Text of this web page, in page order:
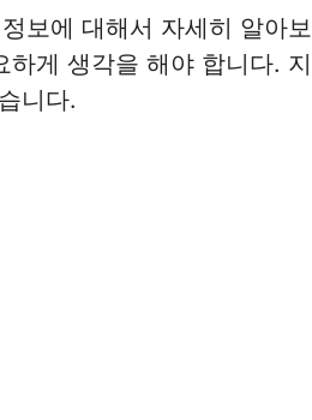
보에 대해서 자세히 알아보
게 생각을 해야 합니다. 지
니다.